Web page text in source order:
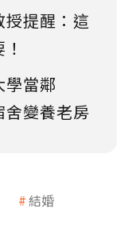
提醒：這
學當鄰
舍變養老房
結婚